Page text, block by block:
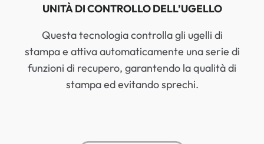
UNITÀ DI CONTROLLO DELL’UGELLO
Questa tecnologia controlla gli ugelli di
stampa e attiva automaticamente una serie di
funzioni di recupero, garantendo la qualità di
stampa ed evitando sprechi.